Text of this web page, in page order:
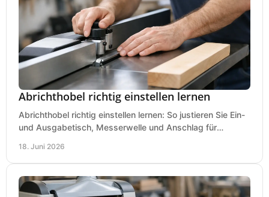
Abrichthobel richtig einstellen lernen
Abrichthobel richtig einstellen lernen: So justieren Sie Ein-
und Ausgabetisch, Messerwelle und Anschlag für
18. Juni 2026